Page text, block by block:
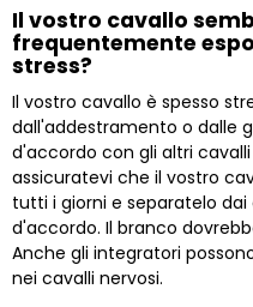
Il vostro cavallo
frequentemente
stress?
Il vostro cavallo è spesso
dall'addestramento o dalle
d'accordo con gli altri
assicuratevi che il vostro
tutti i giorni e separatelo
d'accordo. Il branco
Anche gli integratori
nei cavalli nervosi.